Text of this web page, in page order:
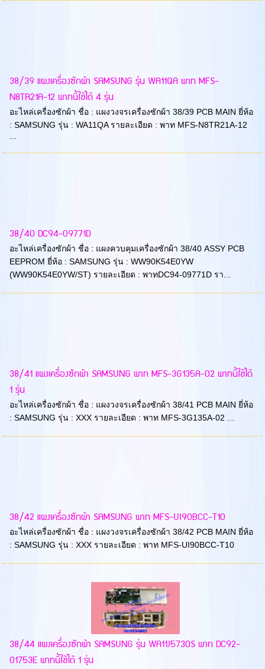
38/39 แผงเครื่องซักผ้า SAMSUNG รุ่น WA11QA พาท MFS-
N8TR21A-12 พาทนี้ใช้ได้ 4 รุ่น
อะไหล่เครื่องซักผ้า ชื่อ : แผงวงจรเครื่องซักผ้า 38/39 PCB MAIN ยี่ห้อ
: SAMSUNG รุ่น : WA11QA รายละเอียด : พาท MFS-N8TR21A-12
38/40 DC94-09771D
อะไหล่เครื่องซักผ้า ชื่อ : แผงควบคุมเครื่องซักผ้า 38/40 ASSY PCB
EEPROM ยี่ห้อ : SAMSUNG รุ่น : WW90K54E0YW
(WW90K54E0YW/ST) รายละเอียด : พาทDC94-09771D รา...
38/41 แผงเครื่องซักผ้า SAMSUNG พาท MFS-3G135A-02 พาทนี้ใช้ได้
1 รุ่น
อะไหล่เครื่องซักผ้า ชื่อ : แผงวงจรเครื่องซักผ้า 38/41 PCB MAIN ยี่ห้อ
: SAMSUNG รุ่น : XXX รายละเอียด : พาท MFS-3G135A-02 ...
38/42 แผงเครื่องซักผ้า SAMSUNG พาท MFS-UI90BCC-T10
อะไหล่เครื่องซักผ้า ชื่อ : แผงวงจรเครื่องซักผ้า 38/42 PCB MAIN ยี่ห้อ
: SAMSUNG รุ่น : XXX รายละเอียด : พาท MFS-UI90BCC-T10
38/44 แผงเครื่องซักผ้า SAMSUNG รุ่น WA11J5730S พาท DC92-
01753E พาทนี้ใช้ได้ 1 รุ่น